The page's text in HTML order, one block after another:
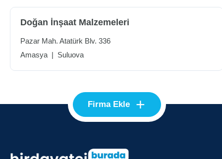
Doğan İnşaat Malzemeleri
Pazar Mah. Atatürk Blv. 336
Amasya | Suluova
Firma Ekle +